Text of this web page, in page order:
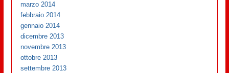
marzo 2014
febbraio 2014
gennaio 2014
dicembre 2013
novembre 2013
ottobre 2013
settembre 2013